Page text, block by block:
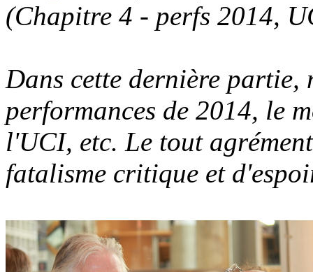
(Chapitre 4 - perfs 2014,
Dans cette dernière partie,
performances de 2014, le
l'UCI, etc. Le tout
fatalisme critique et